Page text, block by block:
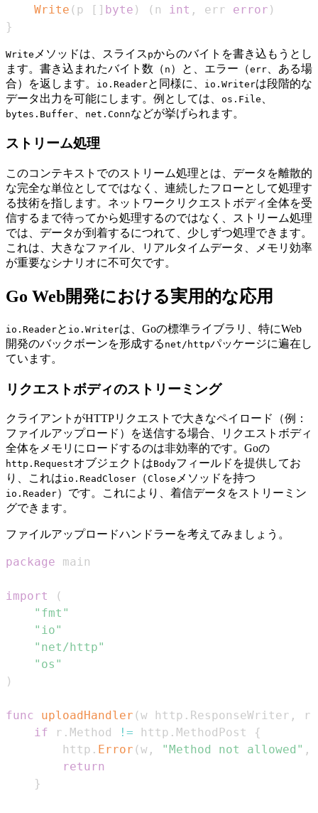
Write ( p [ ] byte ) ( n int , err error )
}
Write メソッドは、スライス pからのバイトを書き込もうとし
ます。書き込まれたバイト数（ n ）と、エラー（err 、ある場
合）を返します。
io.Readerと同様に、 io.Writerは段階的な
データ出力​​を可能にします。例としては、 os.File
bytes.Buffer net.Connなどが挙げられます。
ストリーム処理
このコンテキストでのストリーム処理とは、データを離散的
な完全な単位としてではなく、連続したフローとして処理す
る技術を指します。ネットワークリクエストボディ全体を受
信するまで待ってから処理するのではなく、ストリーム処理
では、データが到着するにつれて、少しずつ処理できます。
これは、大きなファイル、リアルタイムデータ、メモリ効率
が重要なシナリオに不可欠です。
Go Web開発における実用的な応用
io.Readerと io.Writerは、Goの標準ライブラリ、特にWeb
開発のバックボーンを形成する net/httpパッケージに遍在し
ています。
リクエストボディのストリーミング
クライアントがHTTPリクエストで大きなペイロード（例：
ファイルアップロード）を送信する場合、リクエストボディ
全体をメモリにロードするのは非効率的です。Goの
http.RequestオブジェクトはBodyフィールドを提供してお
り、これはio.ReadCloser （Close メソッドを持つ
io.Reader）です。これにより、着信データをストリーミン
グできます。
ファイルアップロードハンドラーを考えてみましょう。
package
import
(
"fmt"
"io"
"net/http"
"os"
)
func uploadHandler (w http . ResponseWriter ,
r
if r . Method != http . MethodPost
{
		http
. Error (w , "Method not allowed" ,
return
}